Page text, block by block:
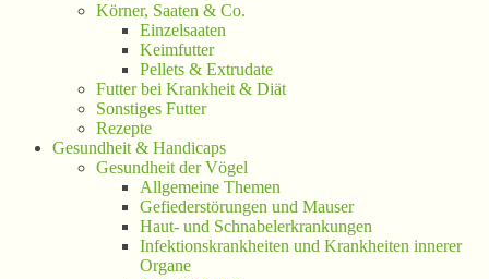
Körner, Saaten & Co.
Einzelsaaten
Keimfutter
Pellets & Extrudate
Futter bei Krankheit & Diät
Sonstiges Futter
Rezepte
Gesundheit & Handicaps
Gesundheit der Vögel
Allgemeine Themen
Gefiederstörungen und Mauser
Haut- und Schnabelerkrankungen
Infektionskrankheiten und Krankheiten innerer
Organe